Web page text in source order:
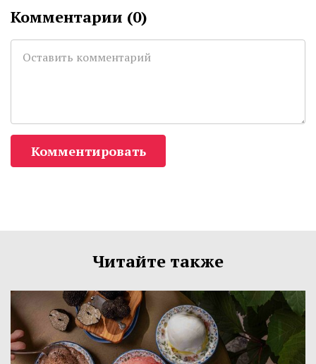
Комментарии (0)
Комментировать
Читайте также